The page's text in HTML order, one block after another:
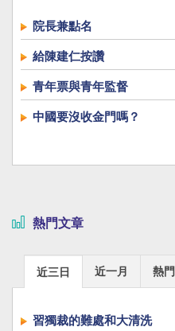
院長兼點名
給陳建仁按讚
青年票與青年監督
中國要沒收金門嗎？
熱門文章
近三日 近一月 熱門
習獨裁的難處和大清洗